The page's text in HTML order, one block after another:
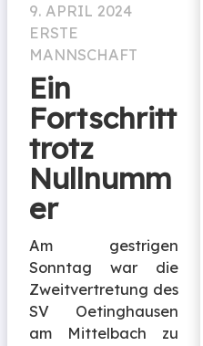
9. APRIL 2024
ERSTE
MANNSCHAFT
Ein
Fortschritt
trotz
Nullnumm
er
Am gestrigen
Sonntag war die
Zweitvertretung des
SV Oetinghausen
am Mittelbach zu